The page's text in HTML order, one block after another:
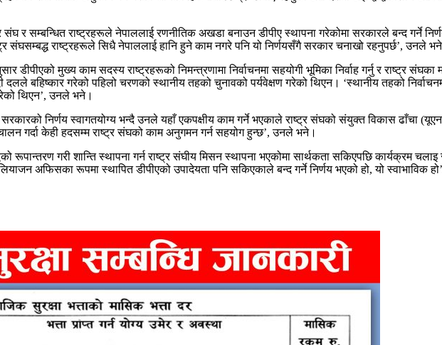
र सम्बन्धित राष्ट्रहरूले नेपाललाई रणनीतिक अखडा बनाउन डीपीए स्थापना गरेकोमा सरकारले बन्द गर्ने
राष्ट्रहरूले सिधै नेपाललाई हानि हुने काम नगरे पनि यो निर्णयसँगै सरकार चनाखो रहनुपर्छ’, उनले
मुख्य काम सदस्य राष्ट्रहरूको निमन्त्रणामा निर्वाचनमा सहयोगी भूमिका निर्वाह गर्नु र राष्ट्र संघका
बहिष्कार गरेको पहिलो चरणको स्थानीय तहको चुनावको पर्यवेक्षण गरेको थिएन। ‘स्थानीय तहको
थिएन’, उनले भने।
सरकारको निर्णय स्वागतयोग्य भन्दै उनले यहाँ एकपक्षीय काम गर्ने भएकाले राष्ट्र संघको संयुक्त विकास ढाँचा
गर्दा केही हदसम्म राष्ट्र संघको काम अनुगमन गर्न सहयोग हुन्छ’, उनले भने।
रूपान्तरण गरी शान्ति स्थापना गर्न राष्ट्र संघीय मिसन स्थापना भएकोमा सार्थकता सकिएपछि कार्यक्रम
लियाजन अफिसका रूपमा स्थापित डीपीएको उपादेयता पनि सकिएकाले बन्द गर्ने निर्णय भएको हो, यो